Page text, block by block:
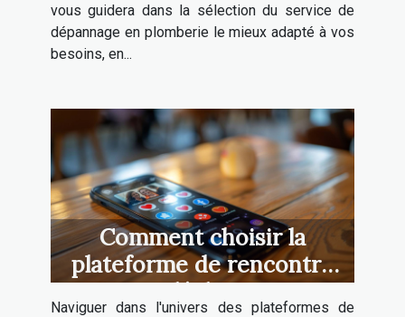
vous guidera dans la sélection du service de
dépannage en plomberie le mieux adapté à vos
besoins, en...
Comment choisir la
plateforme de rencontre
gratuite idéale pour vous
Naviguer dans l'univers des plateformes de